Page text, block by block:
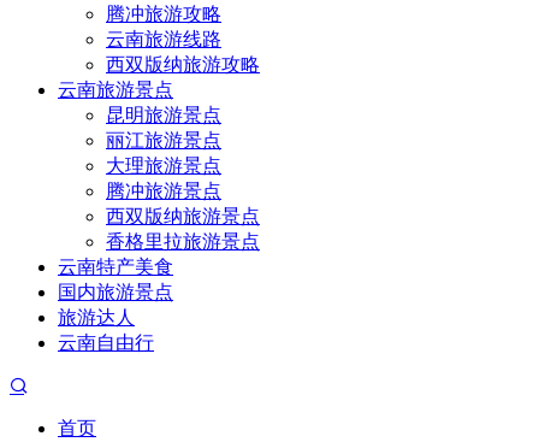
腾冲旅游攻略
云南旅游线路
西双版纳旅游攻略
云南旅游景点
昆明旅游景点
丽江旅游景点
大理旅游景点
腾冲旅游景点
西双版纳旅游景点
香格里拉旅游景点
云南特产美食
国内旅游景点
旅游达人
云南自由行
首页